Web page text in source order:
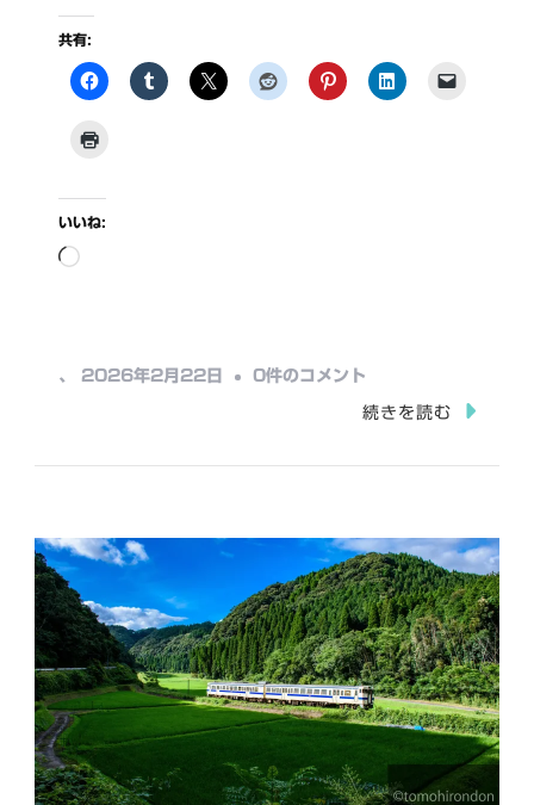
共有:
いいね:
読
中…
、 2026年2月22日 入
崎
線）
へ
の
0件のコメント
続きを読む